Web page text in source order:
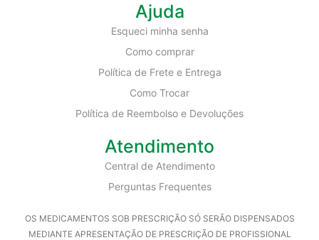
Ajuda
Esqueci minha senha
Como comprar
Política de Frete e Entrega
Como Trocar
Política de Reembolso e Devoluções
Atendimento
Central de Atendimento
Perguntas Frequentes
OS MEDICAMENTOS SOB PRESCRIÇÃO SÓ SERÃO DISPENSADOS
MEDIANTE APRESENTAÇÃO DE PRESCRIÇÃO DE PROFISSIONAL